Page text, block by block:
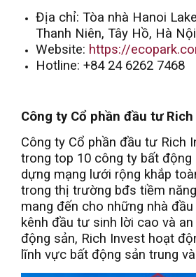
Địa chỉ: Tòa nhà Hanoi
Thanh Niên, Tây Hồ, Hà Nội
Website: https://
Hotline: +84 24 6262 7468
Công ty Cổ phần đầu tư
Công ty Cổ phần đầu tư Rich
trong top 10 công ty bất động
dựng mạng lưới rộng khắp
trong thị trường bđs tiềm
mang đến cho những nhà
kênh đầu tư sinh lời cao và
động sản, Rich Invest hoạt
lĩnh vực bất động sản trung